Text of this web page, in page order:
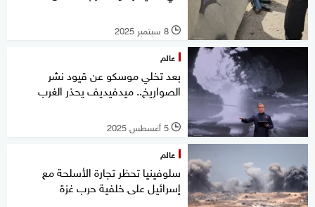
l 8 سبتمبر 2025
عالم
بعد تخلي موسكو عن قيود نشر
الصواريخ.. ميدفيديف يحذر الغرب
l 5 أغسطس 2025
عالم
سلوفينيا تحظر تجارة الأسلحة مع
إسرائيل على خلفية حرب غزة